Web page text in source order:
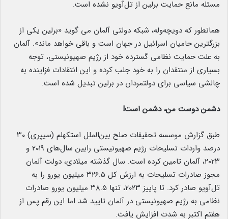
مسئله مانع حمایت برلین از تل‌آویو نشده است.
همانطور که دویچه‌وله، شبکه دولتی آلمان می گوید «برلین یکی از
بزرگترین حامیان اسرائیل در جهان است و باقی خواهد ماند». آلمان
به علت حمایت نظامی گسترده خود از رژیم صهیونیستی، توجه
بسیاری از منتقدان را به خود جلب کرده‌ و این انتقادات فزاینده به
چالشی سیاسی برای دولتمردان در برلین تبدیل شده است.
دشمن دوست من، دشمن است!
طبق گزارش موسسه تحقیقات صلح بین‌الملل استکهلم (سیپری) ۳۰
درصد واردات تسلیحات رژیم صهیونیستی رابین سال‌های ۲۰۱۹ و
۲۰۲۳، آلمان تامین کرده است. سال گذشته میلادی، دولت آلمان
مجوز صادرات تسلیحات به ارزش کل ۳۲۶.۵ میلیون یورو را به
تل‌آویو صادر کرد. تا پاییز ۲۰۲۳، تنها ۳۸.۵ میلیون یورو صادرات
نظامی به رژیم صهیونیستی در آلمان تایید شد اما این رقم پس از
هفتم اکتبر به شدت افزایش یافت.